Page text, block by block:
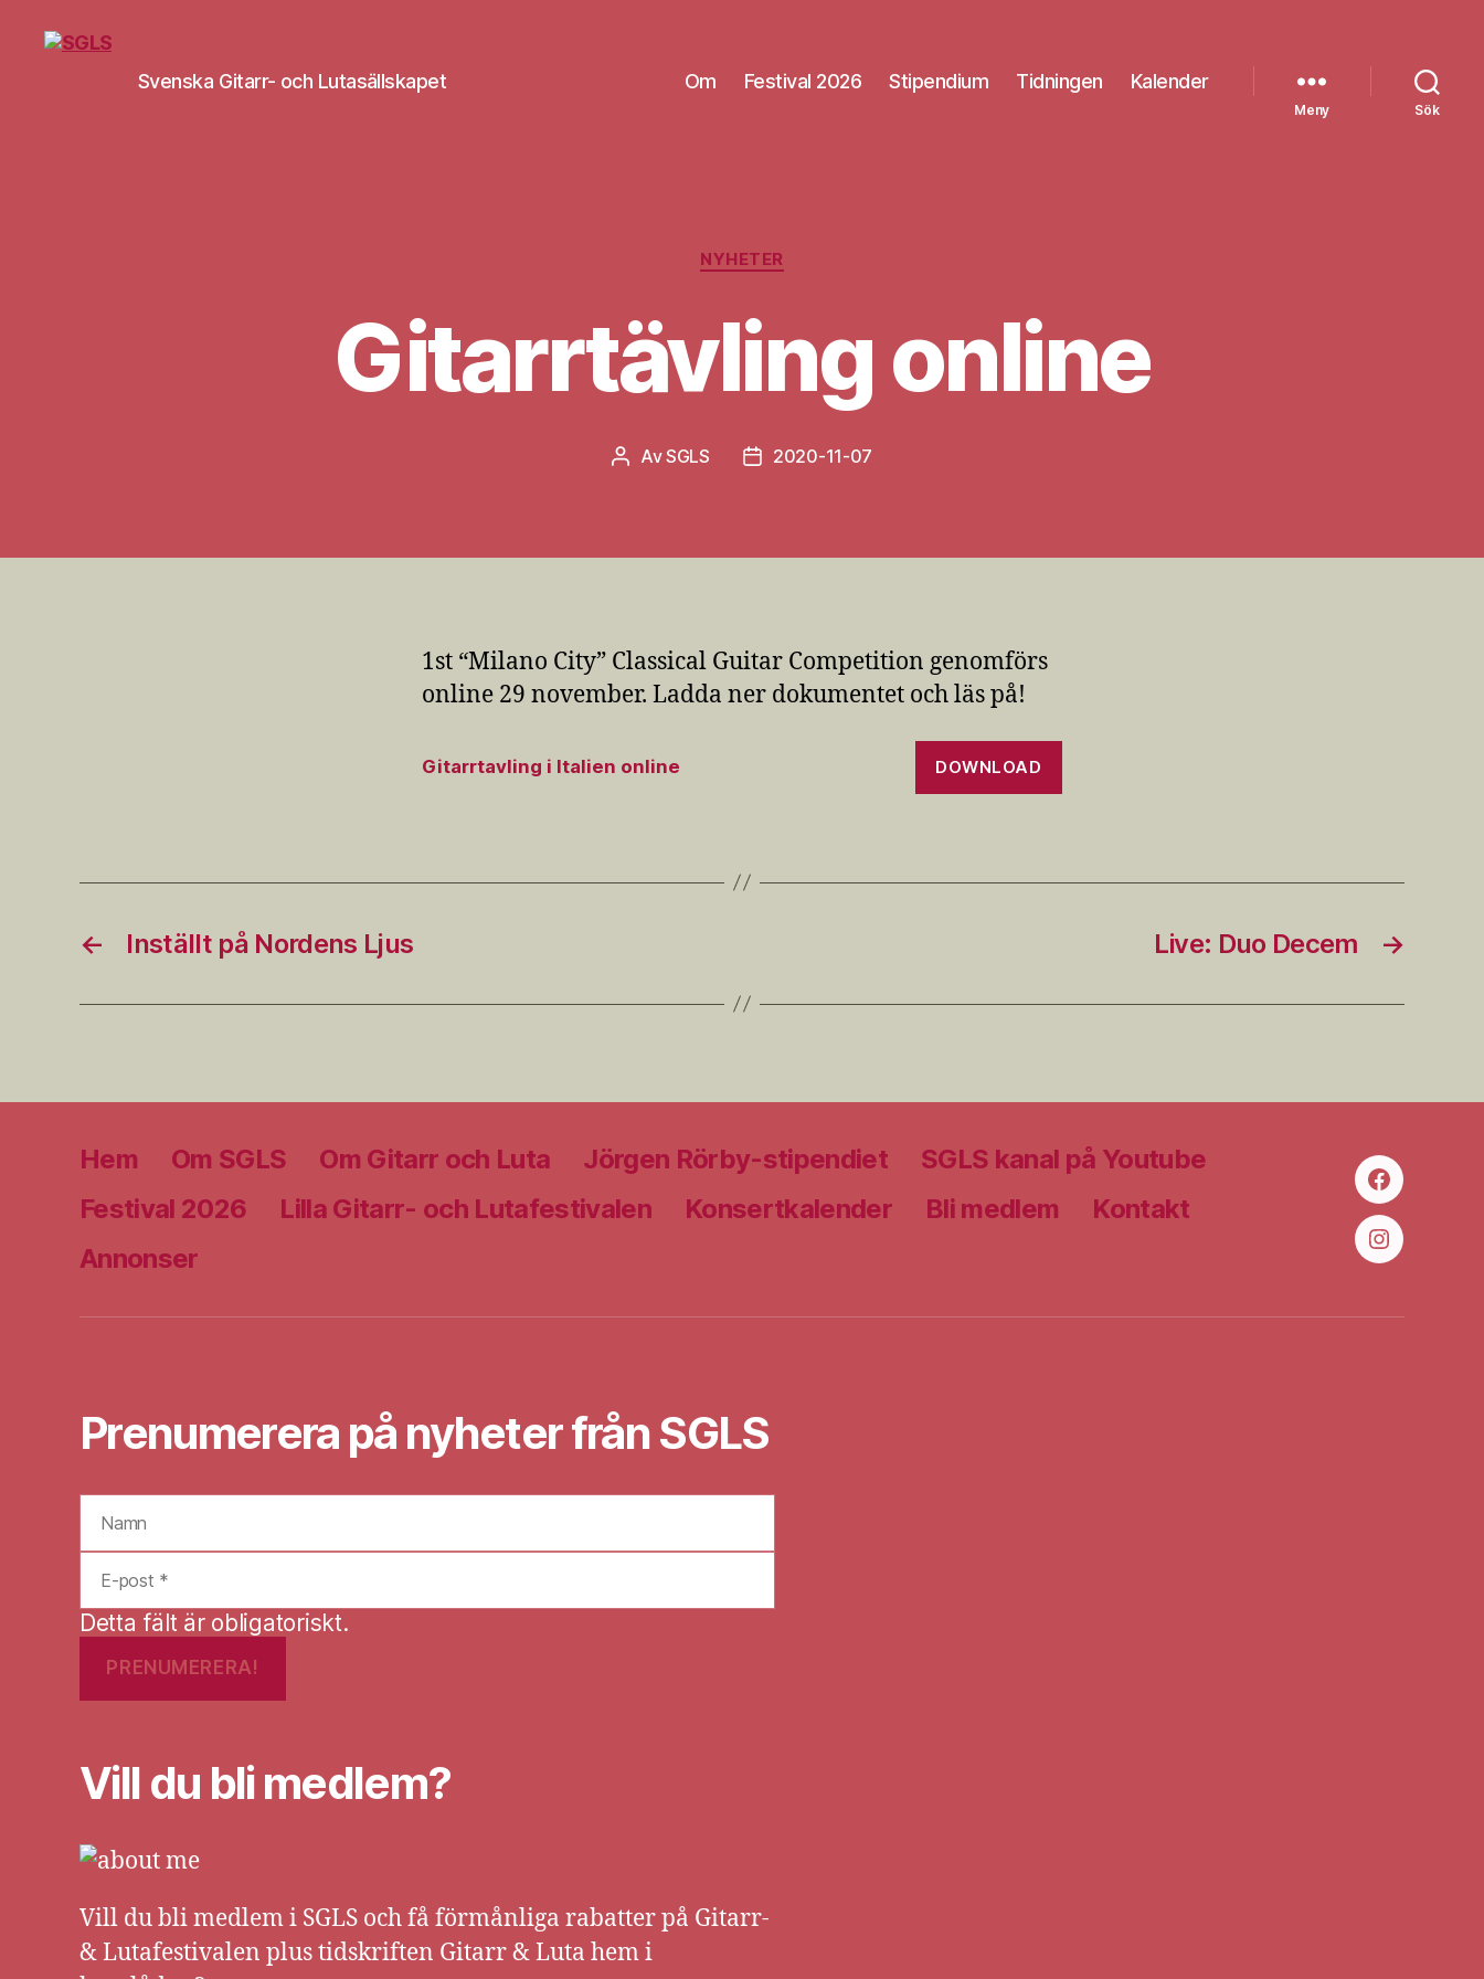
Svenska Gitarr- och Lutasällskapet Om Festival 2026 Stipendium Tidningen Kalender
Meny Sök
Kategorier
NYHETER
Gitarrtävling online
Inläggsförfattare
AvSGLS Inläggsdatum
2020-11-07
1st “Milano City” Classical Guitar Competition genomförs
online 29 november. Ladda ner dokumentet och läs på!
Gitarrtavling i Italien online DOWNLOAD
← Inställt på Nordens Ljus →
Live: Duo Decem
Hem Om SGLS Om Gitarr och Luta Jörgen Rörby-stipendiet
SGLS kanal på Youtube
Festival 2026
Lilla Gitarr- och Lutafestivalen Konsertkalender Bli medlem
Kontakt
Annonser
Facebook
Instagram
Prenumerera på nyheter från SGLS
Detta fält är obligatoriskt.
Vill du bli medlem?
Vill du bli medlem i SGLS och få förmånliga rabatter på Gitarr-
& Lutafestivalen plus tidskriften Gitarr & Luta hem i